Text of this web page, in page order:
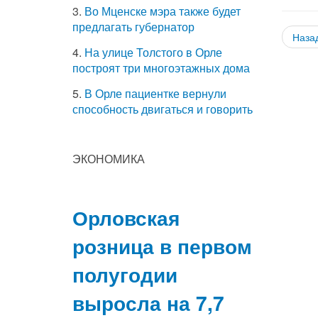
3. Во Мценске мэра также будет
предлагать губернатор
4. На улице Толстого в Орле
построят три многоэтажных дома
5. В Орле пациентке вернули
способность двигаться и говорить
ЭКОНОМИКА
Орловская
розница в первом
полугодии
выросла на 7,7